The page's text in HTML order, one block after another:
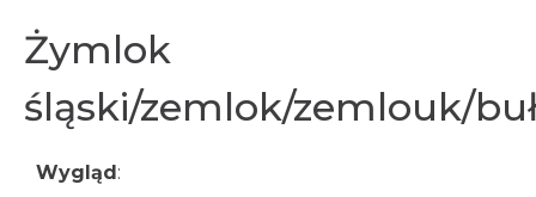
Żymlok
śląski/zemlok/zemlouk/
Wygląd: